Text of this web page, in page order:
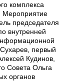
комплекса
Мероприятие
председателя
внутренней
первый
Кудинов,
Совета Ольга
органов